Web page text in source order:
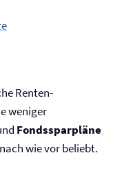
Renten­
weniger
Fondssparpläne
wie vor beliebt.